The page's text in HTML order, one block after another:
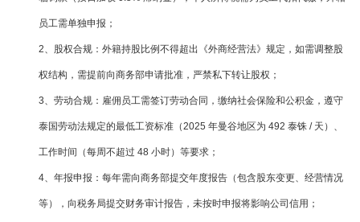
员工需单独申报；
2、股权合规：外籍持股比例不得超出《外商经营法》规定，如需调整股
权结构，需提前向商务部申请批准，严禁私下转让股权；
3、劳动合规：雇佣员工需签订劳动合同，缴纳社会保险和公积金，遵守
泰国劳动法规定的最低工资标准（2025 年曼谷地区为 492 泰铢 / 天）、
工作时间（每周不超过 48 小时）等要求；
4、年报申报：每年需向商务部提交年度报告（包含股东变更、经营情况
等），向税务局提交财务审计报告，未按时申报将影响公司信用；